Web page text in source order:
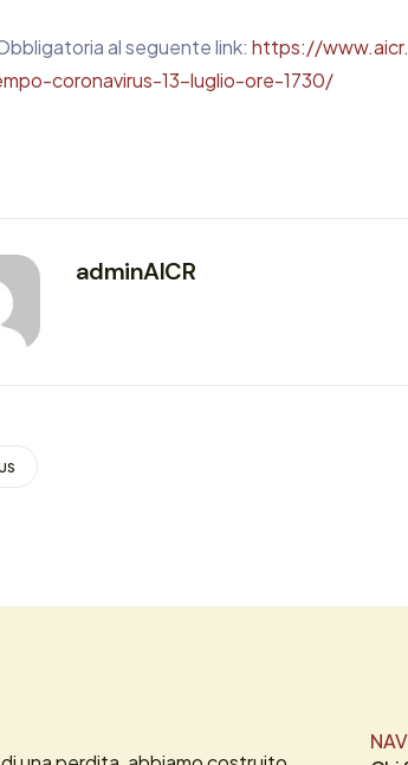
al seguente link: https://
coronavirus-13-luglio-ore-1730/
adminAICR